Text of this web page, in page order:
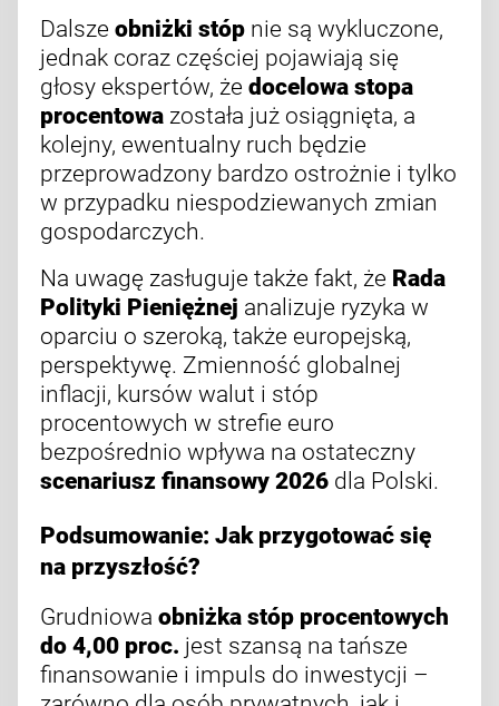
Dalsze obniżki stóp nie są wykluczone,
jednak coraz częściej pojawiają się
głosy ekspertów, że docelowa stopa
procentowa została już osiągnięta, a
kolejny, ewentualny ruch będzie
przeprowadzony bardzo ostrożnie i tylko
w przypadku niespodziewanych zmian
gospodarczych.
Na uwagę zasługuje także fakt, że Rada
Polityki Pieniężnej analizuje ryzyka w
oparciu o szeroką, także europejską,
perspektywę. Zmienność globalnej
inflacji, kursów walut i stóp
procentowych w strefie euro
bezpośrednio wpływa na ostateczny
scenariusz finansowy 2026 dla Polski.
Podsumowanie: Jak przygotować się
na przyszłość?
Grudniowa obniżka stóp procentowych
do 4,00 proc. jest szansą na tańsze
finansowanie i impuls do inwestycji –